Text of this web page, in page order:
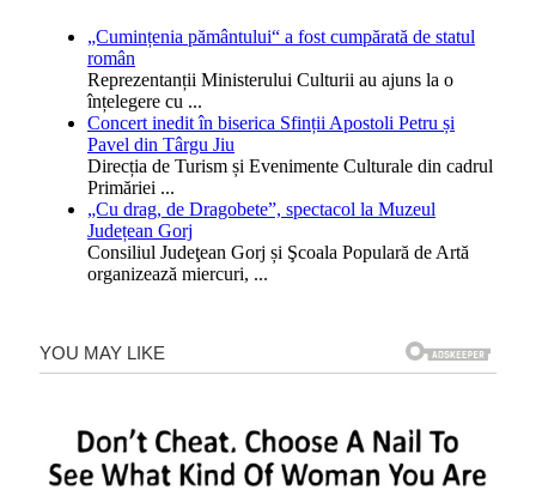
„Cumințenia pământului“ a fost cumpărată de statul
român
Reprezentanții Ministerului Culturii au ajuns la o
înțelegere cu ...
Concert inedit în biserica Sfinții Apostoli Petru și
Pavel din Târgu Jiu
Direcția de Turism și Evenimente Culturale din cadrul
Primăriei ...
„Cu drag, de Dragobete”, spectacol la Muzeul
Județean Gorj
Consiliul Judeţean Gorj și Şcoala Populară de Artă
organizează miercuri, ...